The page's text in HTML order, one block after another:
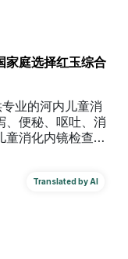
家庭选择红玉综合
业的河内儿童消
、便秘、呕吐、消
消化内镜检查，